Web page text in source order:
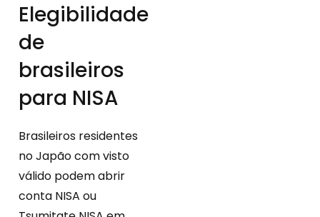
Elegibilidade
de
brasileiros
para NISA
Brasileiros residentes
no Japão com visto
válido podem abrir
conta NISA ou